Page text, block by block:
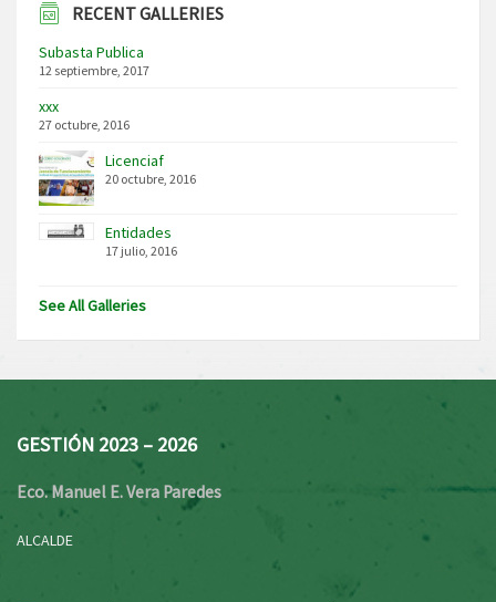
RECENT GALLERIES
Subasta Publica
12 septiembre, 2017
xxx
27 octubre, 2016
Licenciaf
20 octubre, 2016
Entidades
17 julio, 2016
See All Galleries
GESTIÓN 2023 – 2026
Eco. Manuel E. Vera Paredes
ALCALDE